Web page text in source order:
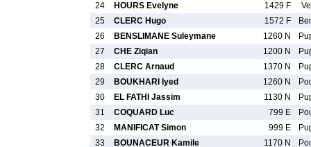
24
HOURS Evelyne 1429 F
25
CLERC Hugo 1572 F
26
BENSLIMANE Suleymane 1260 N
27
CHE Ziqian 1200 N
28
CLERC Arnaud 1370 N
29
BOUKHARI Iyed 1260 N
30
EL FATHI Jassim 1130 N
31
COQUARD Luc 799 E
32
MANIFICAT Simon 999 E
33
BOUNACEUR Kamile 1170 N